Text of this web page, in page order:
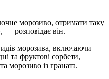
морозиво, отримати таку
— розповідає він.
морозива, включаючи
та фруктові сорбети,
морозиво із граната.